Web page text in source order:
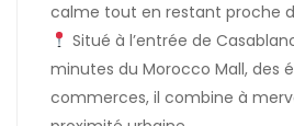
calme tout en restant proche
Situé à l’entrée de
minutes du Morocco Mall, des
commerces, il combine à